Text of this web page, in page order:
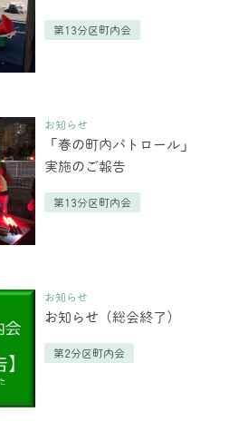
第13分区町内会
お知らせ
「春の町内パトロール」
実施のご報告
第13分区町内会
お知らせ
お知らせ（総会終了）
第2分区町内会